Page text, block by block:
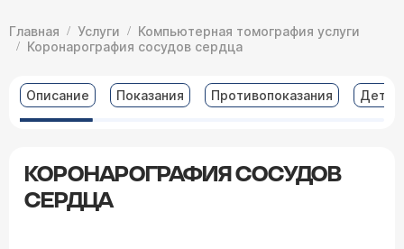
Главная Услуги
Компьютерная томография услуги
Коронарография сосудов сердца
Описание Показания Противопоказания
КОРОНАРОГРАФИЯ СОСУДОВ
СЕРДЦА